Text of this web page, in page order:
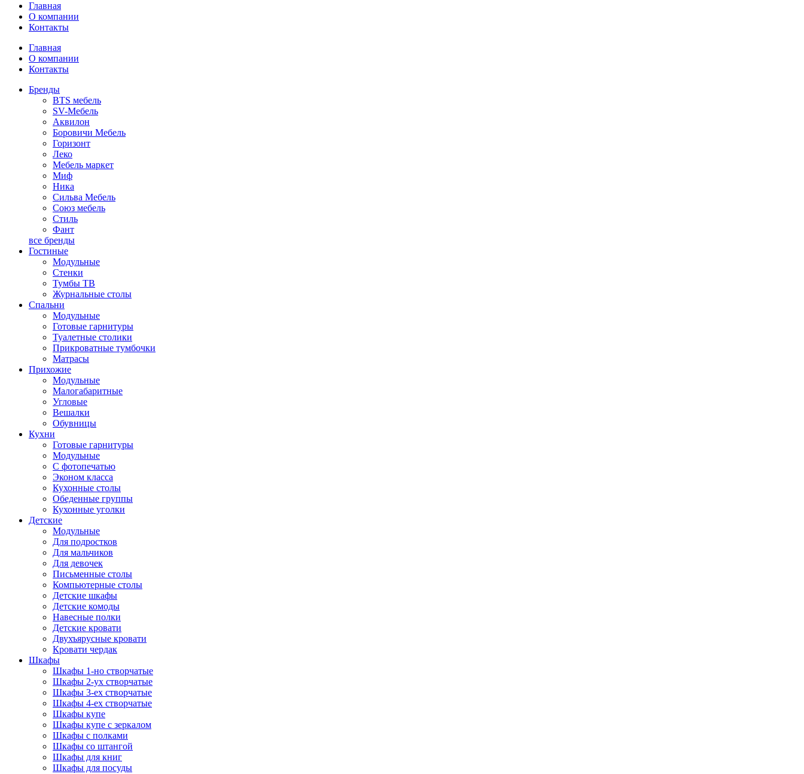
Главная
О компании
Контакты
Главная
О компании
Контакты
Бренды
BTS мебель
SV-Мебель
Аквилон
Боровичи Мебель
Горизонт
Леко
Мебель маркет
Миф
Ника
Сильва Мебель
Союз мебель
Стиль
Фант
все бренды
Гостиные
Модульные
Стенки
Тумбы ТВ
Журнальные столы
Спальни
Модульные
Готовые гарнитуры
Туалетные столики
Прикроватные тумбочки
Матрасы
Прихожие
Модульные
Малогабаритные
Угловые
Вешалки
Обувницы
Кухни
Готовые гарнитуры
Модульные
С фотопечатью
Эконом класса
Кухонные столы
Обеденные группы
Кухонные уголки
Детские
Модульные
Для подростков
Для мальчиков
Для девочек
Письменные столы
Компьютерные столы
Детские шкафы
Детские комоды
Навесные полки
Детские кровати
Двухъярусные кровати
Кровати чердак
Шкафы
Шкафы 1-но створчатые
Шкафы 2-ух створчатые
Шкафы 3-ех створчатые
Шкафы 4-ех створчатые
Шкафы купе
Шкафы купе с зеркалом
Шкафы с полками
Шкафы со штангой
Шкафы для книг
Шкафы для посуды